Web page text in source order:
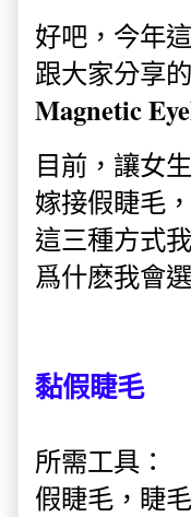
好吧，今年
跟大家分享
Magnetic
目前，讓女
嫁接假睫毛
這三種方式
爲什麽我會
黏假睫毛
所需工具：
假睫毛，睫